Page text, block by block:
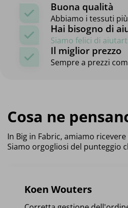
Buona qualità
Abbiamo i tessuti
Hai bisogno di
Siamo felici di
Il miglior prezzo
Sempre a prezzi
Cosa ne
In Big in Fabric, amiamo
Siamo orgogliosi del punteggio
Koen Wouters